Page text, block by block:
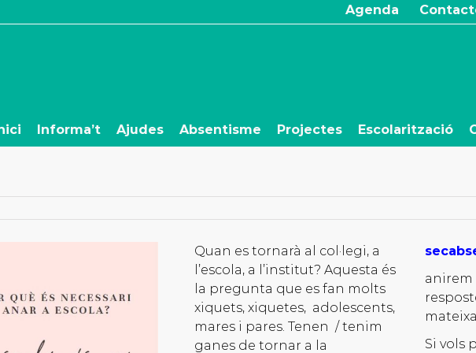
Agenda
Informa’t Ajudes Absentisme Projectes Escolarització
Quan es tornarà al col·legi, a
l’escola, a l’institut? Aquesta és
la pregunta que es fan molts
xiquets, xiquetes, adolescents,
mares i pares. Tenen / tenim
ganes de tornar a la
anirem
Si vols